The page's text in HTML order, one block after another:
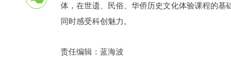
体，在世遗、民俗、华侨历史文化体验课程的
同时感受科创魅力。
责任编辑： 蓝海波